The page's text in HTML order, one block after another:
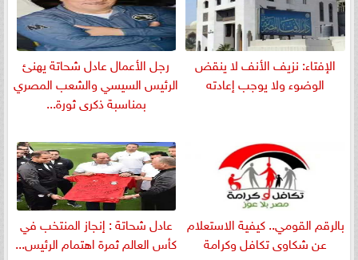
الإفتاء: نزيف الأنف لا ينقض
الوضوء ولا يوجب إعادته
رجل الأعمال عادل شحاتة يهنئ
الرئيس السيسي والشعب المصري
بمناسبة ذكرى ثورة...
بالرقم القومي.. كيفية الاستعلام
عن شكاوى تكافل وكرامة
عادل شحاتة : إنجاز المنتخب في
كأس العالم ثمرة اهتمام الرئيس...